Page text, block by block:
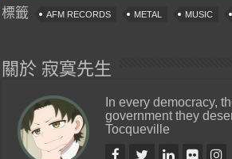
標籤 AFM RECORDS METAL MUSIC
關於 寂寞先生
In every democracy,
government they
Tocqueville